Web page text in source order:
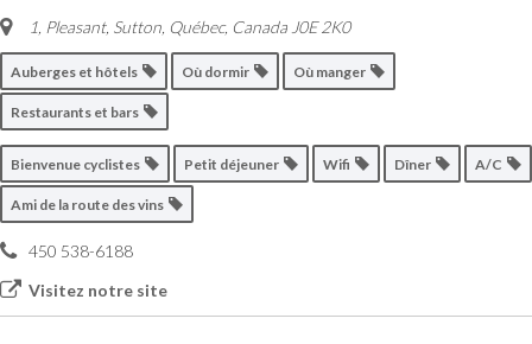
1, Pleasant, Sutton, Québec, Canada J0E 2K0
Auberges et hôtels Où dormir Où manger
Restaurants et bars
Bienvenue cyclistes Petit déjeuner Wifi Dîner A/C
Ami de la route des vins
450 538-6188
Visitez notre site